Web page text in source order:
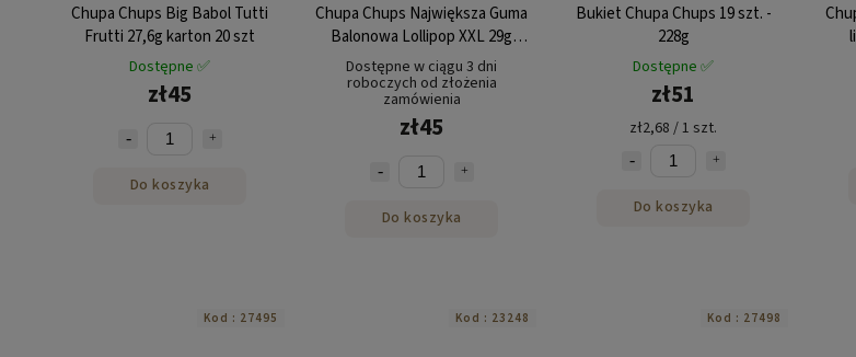
Chupa Chups Big Babol Tutti
Frutti 27,6g karton 20 szt
Dostępne ✅
zł45
Do koszyka
Chupa Chups Największa Guma
Balonowa Lollipop XXL 29g
karton 25 szt
Dostępne w ciągu 3 dni
roboczych od złożenia
zamówienia
zł45
Do koszyka
Bukiet Chupa Chups 19 szt. -
228g
Dostępne ✅
zł51
zł2,68 / 1 szt.
Do koszyka
Kod : 27495 Kod : 23248 Kod : 27498